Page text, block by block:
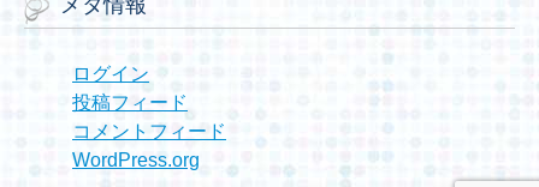
ログイン
投稿フィード
コメントフィード
WordPress.org